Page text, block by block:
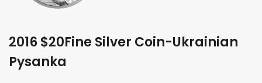
2016 $20Fine Silver Coin-Ukrainian
Pysanka